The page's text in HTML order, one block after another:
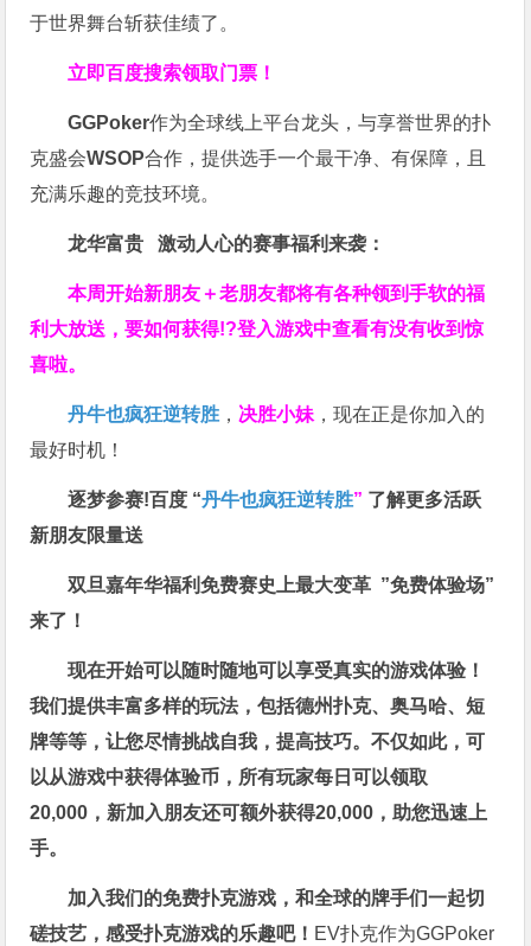
于世界舞台斩获佳绩了。
立即百度搜索领取门票！
GGPoker作为全球线上平台龙头，与享誉世界的扑
克盛会WSOP合作，提供选手一个最干净、有保障，且
充满乐趣的竞技环境。
龙华富贵 激动人心的赛事福利来袭：
本周开始新朋友＋老朋友都将有各种领到手软的福
利大放送，要如何获得!?登入游戏中查看有没有收到惊
喜啦。
丹牛也疯狂逆转胜 ， 决胜小妹 ，现在正是你加入的
最好时机！
逐梦参赛!百度 “丹牛也疯狂逆转胜” 了解更多活跃
新朋友限量送
双旦嘉年华福利免费赛史上最大变革 ”免费体验场”
来了！
现在开始可以随时随地可以享受真实的游戏体验！
我们提供丰富多样的玩法，包括德州扑克、奥马哈、短
牌等等，让您尽情挑战自我，提高技巧。不仅如此，可
以从游戏中获得体验币，所有玩家每日可以领取
20,000，新加入朋友还可额外获得20,000，助您迅速上
手。
加入我们的免费扑克游戏，和全球的牌手们一起切
磋技艺，感受扑克游戏的乐趣吧！ EV扑克作为GGPoker